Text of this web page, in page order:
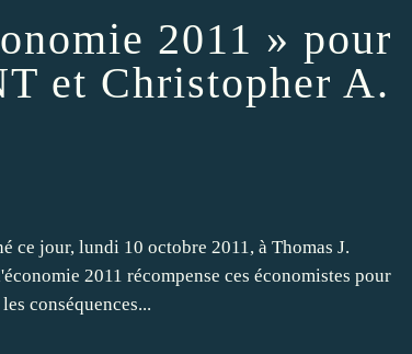
2011 » pour
et Christopher A.
ce jour, lundi 10 octobre 2011, à Thomas J.
2011 récompense ces économistes pour
conséquences...